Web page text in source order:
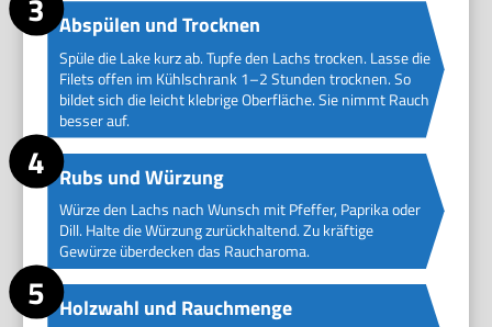
Abspülen und Trocknen
Spüle die Lake kurz ab. Tupfe den Lachs trocken. Lasse die
Filets offen im Kühlschrank 1–2 Stunden trocknen. So
bildet sich die leicht klebrige Oberfläche. Sie nimmt Rauch
besser auf.
Rubs und Würzung
Würze den Lachs nach Wunsch mit Pfeffer, Paprika oder
Dill. Halte die Würzung zurückhaltend. Zu kräftige
Gewürze überdecken das Raucharoma.
Holzwahl und Rauchmenge